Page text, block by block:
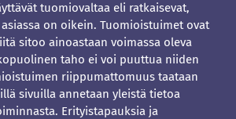
tuomiovaltaa eli ratkaisevat,
on oikein. Tuomioistuimet ovat
sitoo ainoastaan voimassa oleva
taho ei voi puuttua niiden
riippumattomuus taataan
sivuilla annetaan yleistä tietoa
Erityistapauksia ja